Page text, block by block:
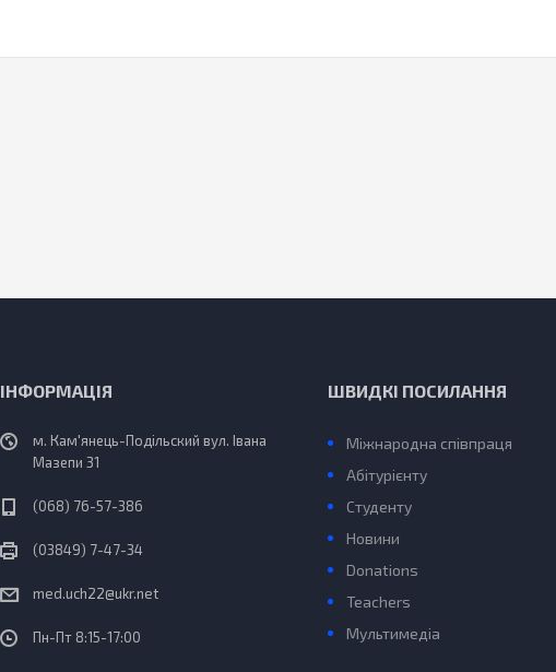
ІНФОРМАЦІЯ
м. Кам'янець-Подільский вул. Івана
Мазепи 31
(068) 76-57-386
(03849) 7-47-34
med.uch22@ukr.net
Пн-Пт 8:15-17:00
ШВИДКІ ПОСИЛАННЯ
Міжнародна співпраця
Абітурієнту
Студенту
Новини
Donations
Teachers
Мультимедіа